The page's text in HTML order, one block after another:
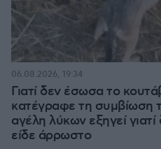
Γιατί δεν έσωσα το
κατέγραφε τη συμβίωση
αγέλη λύκων εξηγεί
είδε άρρωστο
06.08.2026, 19:34